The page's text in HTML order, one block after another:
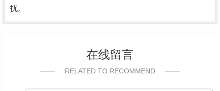
扰。
在线留言
RELATED TO RECOMMEND